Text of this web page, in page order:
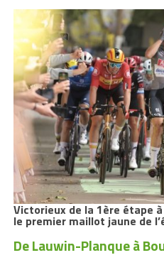
Victorieux de la 1ère étape
le premier maillot jaune de
De Lauwin-Planque à